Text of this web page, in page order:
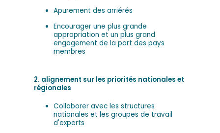
Apurement des arriérés
Encourager une plus grande
appropriation et un plus grand
engagement de la part des pays
membres
2. alignement sur les priorités nationales et
régionales
Collaborer avec les structures
nationales et les groupes de travail
d'experts